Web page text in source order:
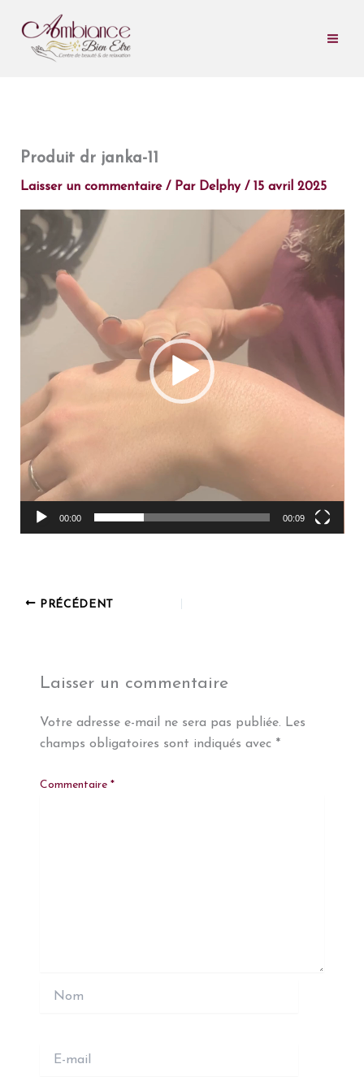
contenu
Produit dr janka-11
Laisser un commentaire / Par Delphy / 15 avril 2025
Lecteur
vidéo
00:00 00:09
PRÉCÉDENT
Laisser un commentaire
Votre adresse e-mail ne sera pas publiée. Les
champs obligatoires sont indiqués avec *
Commentaire *
mail